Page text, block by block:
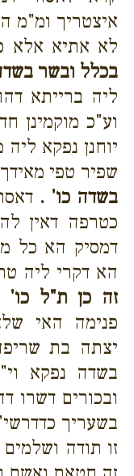
איצטריך ומ"מ
לא אתיא אלא
בכלל ובשר
ליה ברייתא
וע"כ מוקמינן
יוחנן נפקא
שפיר טפי
בשדה כו' .
כטרפה דאין
דמסיק הא כל
הא דקרי ליה
זה כן ת"ל כו'
פנימה האי
יצתה בת
בשדה נפקא
ובכורים דשרו
בשעריך
זו תודה